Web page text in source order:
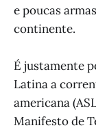
e poucas
continente.
É justamente
Latina a
americana
Manifesto de